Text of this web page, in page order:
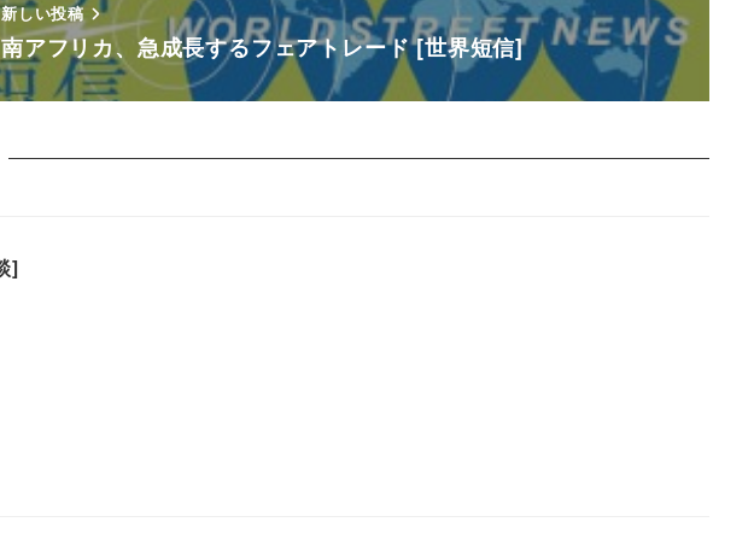
新しい投稿
南アフリカ、急成長するフェアトレード [世界短信]
]